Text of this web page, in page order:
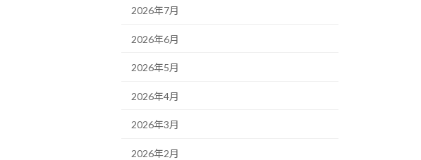
2026年7月
2026年6月
2026年5月
2026年4月
2026年3月
2026年2月